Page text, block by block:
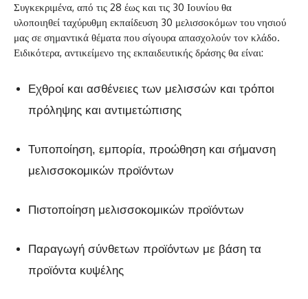
Συγκεκριμένα, από τις 28 έως και τις 30 Ιουνίου θα
υλοποιηθεί ταχύρυθμη εκπαίδευση 30 μελισσοκόμων του νησιού
μας σε σημαντικά θέματα που σίγουρα απασχολούν τον κλάδο.
Ειδικότερα, αντικείμενο της εκπαιδευτικής δράσης θα είναι:
Εχθροί και ασθένειες των μελισσών και τρόποι
πρόληψης και αντιμετώπισης
Τυποποίηση, εμπορία, προώθηση και σήμανση
μελισσοκομικών προϊόντων
Πιστοποίηση μελισσοκομικών προϊόντων
Παραγωγή σύνθετων προϊόντων με βάση τα
προϊόντα κυψέλης